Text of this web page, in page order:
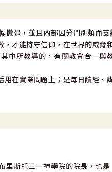
撤退，並且內部因分門別類而
才能持守信仰，在世界的威脅
中所教導的，有關教會合一
在實際問題上；是每日讀經、
里斯托三一神學院的院長，也